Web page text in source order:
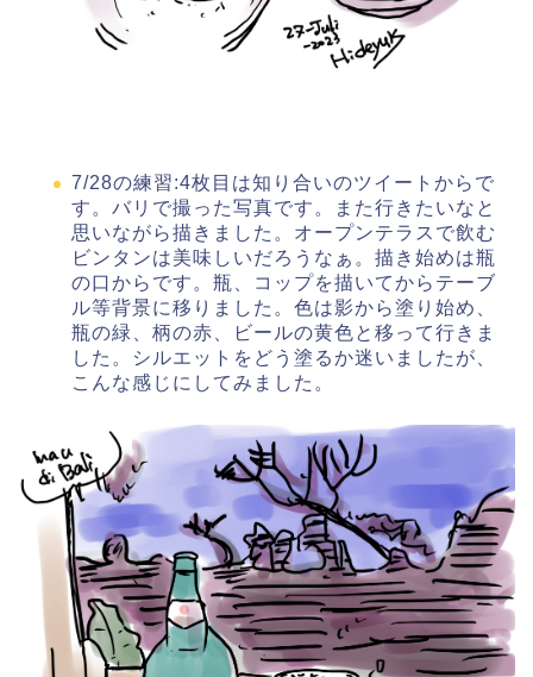
7/28の練習:4枚目は知り合いのツイートからで
す。バリで撮った写真です。また行きたいなと
思いながら描きました。オープンテラスで飲む
ビンタンは美味しいだろうなぁ。描き始めは瓶
の口からです。瓶、コップを描いてからテーブ
ル等背景に移りました。色は影から塗り始め、
瓶の緑、柄の赤、ビールの黄色と移って行きま
した。シルエットをどう塗るか迷いましたが、
こんな感じにしてみました。